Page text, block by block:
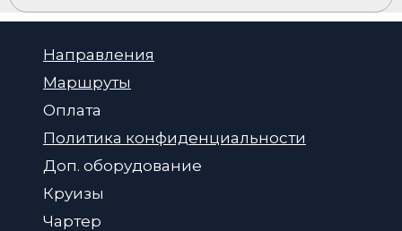
Направления
Маршруты
Оплата
Политика конфиденциальности
Доп. оборудование
Круизы
Чартер